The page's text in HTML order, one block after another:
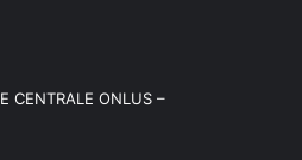
CENTRALE ONLUS –